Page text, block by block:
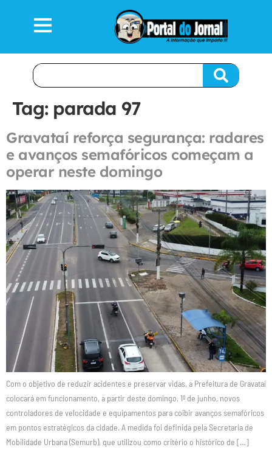
Tag: parada 97
Gravataí reforça segurança: radares
e avanços semafóricos começam a
operar neste domingo
Com o objetivo de reduzir acidentes e preservar vidas, a Prefeitura de Gravataí
colocará em funcionamento, a partir deste domingo, 1º de junho, novos
controladores de velocidade e equipamentos para coibir avanços semafóricos
em pontos estratégicos da cidade. A medida foi definida pela Secretaria de
Mobilidade Urbana (Semurb), que utilizou como critério o histórico de […]